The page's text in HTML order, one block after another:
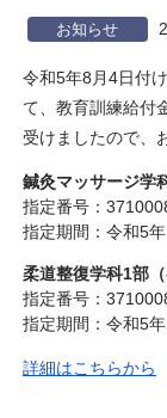
お知らせ
令和5年8月4日付
て、教育訓練給付
受けましたので、
鍼灸マッサージ学
指定番号：
指定期間：令和5
柔道整復学科1部（
指定番号：
指定期間：令和5
詳細はこちらから